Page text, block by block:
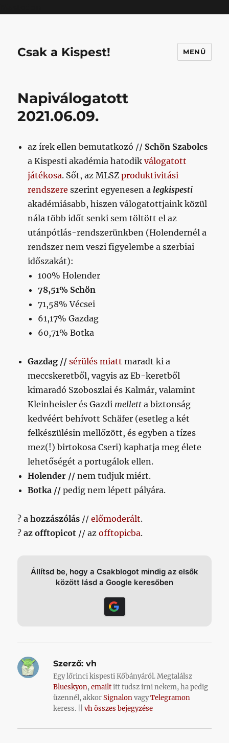
Csak a Kispest! MENÜ
Napiválogatott
2021.06.09.
az írek ellen bemutatkozó // Schön Szabolcs
a Kispesti akadémia hatodikválogatott
játékosa. Sőt, az MLSZproduktivitási
rendszere szerint egyenesen a legkispesti
akadémiásabb, hiszen válogatottjaink közül
nála több időt senki sem töltött el az
utánpótlás-rendszerünkben (Holendernél a
rendszer nem veszi figyelembe a szerbiai
időszakát):
100% Holender
78,51% Schön
71,58% Vécsei
61,17% Gazdag
60,71% Botka
Gazdag // sérülés miatt maradt ki a
meccskeretből, vagyis az Eb-keretből
kimaradó Szoboszlai és Kalmár, valamint
Kleinheisler és Gazdi mellett a biztonság
kedvéért behívott Schäfer (esetleg a két
felkészülésin mellőzött, és egyben a tízes
mez(!) birtokosa Cseri) kaphatja meg élete
lehetőségét a portugálok ellen.
Holender // nem tudjuk miért.
Botka // pedig nem lépett pályára.
?a hozzászólás //előmoderált.
?az offtopicot // azofftopicba.
Állítsd be, hogy a Csakblogot mindig az elsők
között lásd a Google keresőben
Szerző: vh
Egy lőrinci kispesti Kőbányáról. Megtalálsz
Blueskyon,emailtitt tudsz írni nekem, ha pedig
üzennél, akkorSignalonvagyTelegramon
keress. ||vh összes bejegyzése